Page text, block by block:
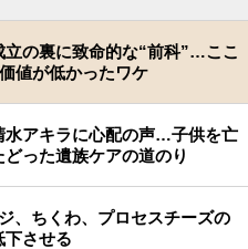
立の裏に致命的な“前科”…ここ
値が低かったワケ
水アキラに心配の声…子供を亡
った遺族ケアの道のり
、ちくわ、プロセスチーズの
下させる